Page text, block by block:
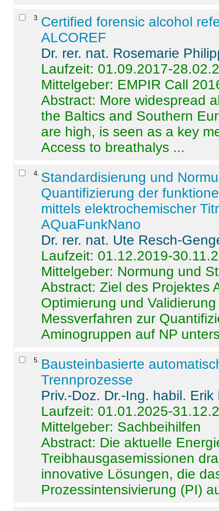
3 Certified forensic alcohol
ALCOREF
Dr. rer. nat. Rosemarie
Laufzeit: 01.09.2017-
Mittelgeber: EMPIR Call
Abstract: More widespread
the Baltics and Southern
are high, is seen as a key
Access to breathalys ...
4 Standardisierung und
Quantifizierung der
mittels elektrochemischer
AQuaFunkNano
Dr. rer. nat. Ute Resch-
Laufzeit: 01.12.2019-
Mittelgeber: Normung und
Abstract:Ziel des Projektes
Optimierung und
Messverfahren zur
Aminogruppen auf NP
5
Bausteinbasierte
Trennprozesse
Priv.-Doz. Dr.-Ing. habil. Erik
Laufzeit: 01.01.2025-
Mittelgeber: Sachbeihilfen
Abstract: Die aktuelle
Treibhausgasemissionen
innovative Lösungen, die
Prozessintensivierung (PI)